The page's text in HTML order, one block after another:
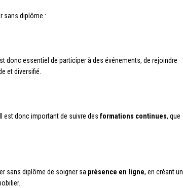
sans diplôme :
donc essentiel de participer à des événements, de rejoindre
et diversifié.
est donc important de suivre des formations continues, que
sans diplôme de soigner sa présence en ligne, en créant un